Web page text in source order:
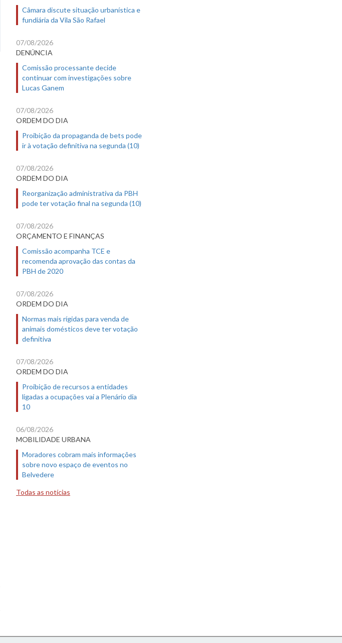
Câmara discute situação urbanística e
fundiária da Vila São Rafael
07/08/2026
DENÚNCIA
Comissão processante decide
continuar com investigações sobre
Lucas Ganem
07/08/2026
ORDEM DO DIA
Proibição da propaganda de bets pode
ir à votação definitiva na segunda (10)
07/08/2026
ORDEM DO DIA
Reorganização administrativa da PBH
pode ter votação final na segunda (10)
07/08/2026
ORÇAMENTO E FINANÇAS
Comissão acompanha TCE e
recomenda aprovação das contas da
PBH de 2020
07/08/2026
ORDEM DO DIA
Normas mais rígidas para venda de
animais domésticos deve ter votação
definitiva
07/08/2026
ORDEM DO DIA
Proibição de recursos a entidades
ligadas a ocupações vai a Plenário dia
10
06/08/2026
MOBILIDADE URBANA
Moradores cobram mais informações
sobre novo espaço de eventos no
Belvedere
Todas as notícias